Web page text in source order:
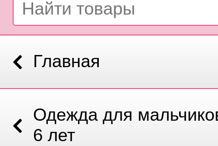
Главная
Одежда для
6 лет